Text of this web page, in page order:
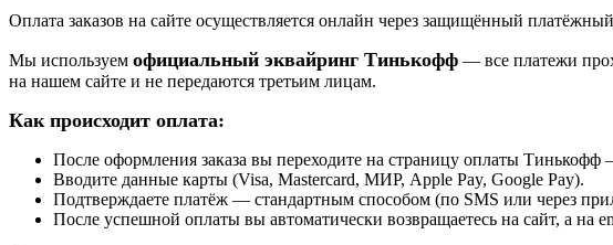
Оплата заказов на сайте осуществляется онлайн через защищённый
Мы используем официальный эквайринг Тинькофф — все платежи
на нашем сайте и не передаются третьим лицам.
Как происходит оплата:
После оформления заказа вы переходите на страницу оплаты
Вводите данные карты (Visa, Mastercard, МИР, Apple Pay, Google Pay).
Подтверждаете платёж — стандартным способом (по SMS или через
После успешной оплаты вы автоматически возвращаетесь на сайт, а на